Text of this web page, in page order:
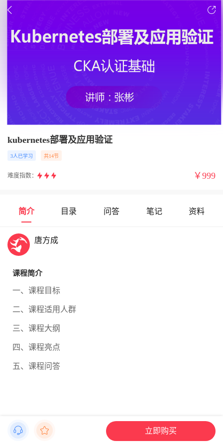
kubernetes部署及应用验证
3人已学习 共14节
难度指数： ￥999
简介 目录 问答 笔记 资料
唐方成
课程简介
一、课程目标
二、课程适用人群
三、课程大纲
四、课程亮点
五、课程问答
立即购买